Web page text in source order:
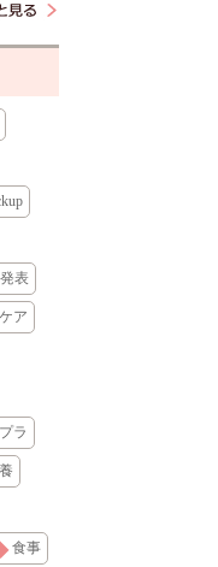
表
ア
ラ
食事